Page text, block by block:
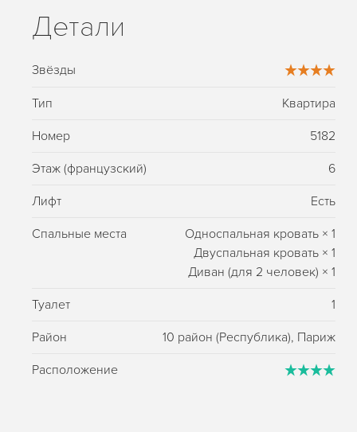
Детали
Звёзды
Тип Квартира
Номер 5182
Этаж (французский) 6
Лифт Есть
Спальные места Односпальная кровать ×1
Двуспальная кровать ×1
Диван (для 2 человек) ×1
Туалет 1
Район 10 район (Республика), Париж
Расположение